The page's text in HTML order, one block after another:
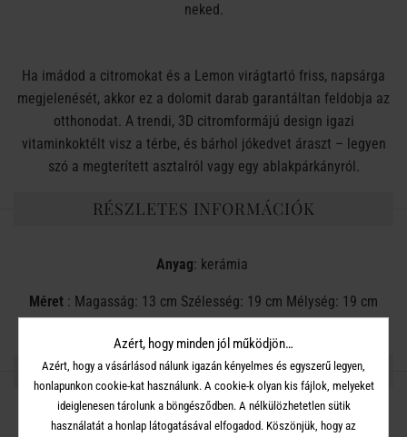
neked.
Ha imádod a citromokat és a Lemon virágtartó friss, napsárga
megjelenését, akkor ez a dolomit darab garantáltan feldobja az
otthonodat. A trendi, 3D citromformájú design igazi
vitaminkoktélt visz a térbe, és bárhol jókedvet áraszt – legyen
szó a megterített asztalról vagy egy ablakpárkányról.
RÉSZLETES INFORMÁCIÓK
Anyag: kerámia
Méret : Magasság: 13 cm Szélesség: 19 cm Mélység: 19 cm
OSZD MEG MÁSOKKAL!
Azért, hogy minden jól működjön…
Azért, hogy a vásárlásod nálunk igazán kényelmes és egyszerű legyen,
honlapunkon cookie-kat használunk. A cookie-k olyan kis fájlok, melyeket
ideiglenesen tárolunk a böngésződben. A nélkülözhetetlen sütik
használatát a honlap látogatásával elfogadod. Köszönjük, hogy az